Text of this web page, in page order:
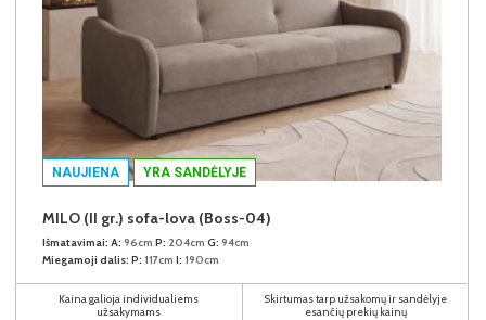
NAUJIENA YRA SANDĖLYJE
MILO (II gr.) sofa-lova (Boss-04)
Išmatavimai: A: 96cm P: 204cm G: 94cm
Miegamoji dalis: P: 117cm I: 190cm
Kaina galioja individualiems
užsakymams
Skirtumas tarp užsakomų ir sandėlyje
esančių prekių kainų